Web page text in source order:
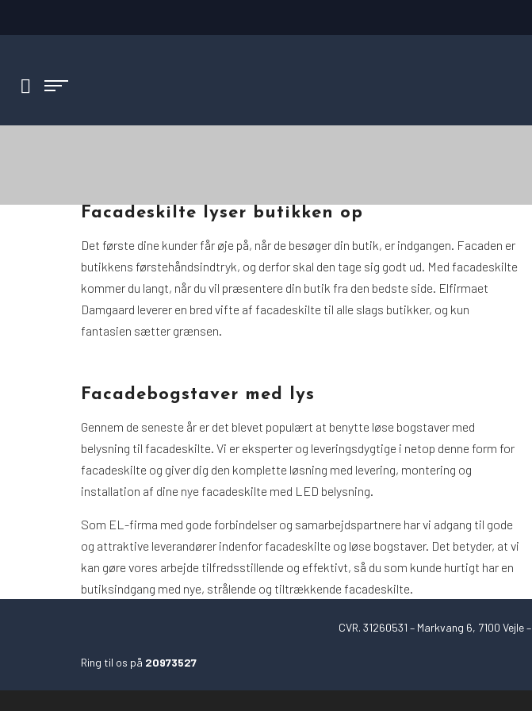
Facadeskilte lyser butikken op
Det første dine kunder får øje på, når de besøger din butik, er indgangen. Facaden er
butikkens førstehåndsindtryk, og derfor skal den tage sig godt ud. Med facadeskilte
kommer du langt, når du vil præsentere din butik fra den bedste side. Elfirmaet
Damgaard leverer en bred vifte af facadeskilte til alle slags butikker, og kun
fantasien sætter grænsen.
Facadebogstaver med lys
Gennem de seneste år er det blevet populært at benytte løse bogstaver med
belysning til facadeskilte. Vi er eksperter og leveringsdygtige i netop denne form for
facadeskilte og giver dig den komplette løsning med levering, montering og
installation af dine nye facadeskilte med LED belysning.
Som EL-firma med gode forbindelser og samarbejdspartnere har vi adgang til gode
og attraktive leverandører indenfor facadeskilte og løse bogstaver. Det betyder, at vi
kan gøre vores arbejde tilfredsstillende og effektivt, så du som kunde hurtigt har en
butiksindgang med nye, strålende og tiltrækkende facadeskilte.
CVR. 31260531 – Markvang 6, 7100 Vejle –
Ring til os på 20973527